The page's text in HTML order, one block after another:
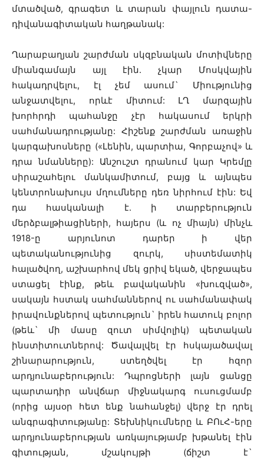
մտածված, գրագետ և տարան փայլուն դատա-
դիվանագիտական հաղթանակ:
Ղարաբաղյան շարժման սկզբնական մոտիվները
միանգամայն այլ էին. չկար Մոսկվային
հակադրվելու, էլ չեմ ասում` Միությունից
անջատվելու, որևէ միտում: ԼՂ մարզային
խորհրդի պահանջը չէր հակասում երկրի
սահմանադրությանը: Հիշենք շարժման առաջին
կարգախոսները («Լենին, պարտիա, Գորբաչով» և
դրա նմանները): Անշուշտ դրանում կար Կրեմլը
սիրաշահելու մանկամիտում, բայց և այնպես
կենտրոնախույս մղումները դեռ նիրհում էին: Եվ
դա հասկանալի է. ի տարբերություն
մերձբալթիացիների, հայերս (և ոչ միայն) մինչև
1918-ը արյունոտ դարեր ի վեր
պետականությունից զուրկ, սիստեմատիկ
հալածվող, աշխարհով մեկ ցրիվ եկած, վերջապես
ստացել էինք, թեև բավականին «խուզված»,
սակայն հստակ սահմաններով ու սահմանափակ
իրավունքներով պետություն` իրեն հատուկ բոլոր
(թեև` մի մասը զուտ սիմվոլիկ) պետական
ինստիտուտներով: Ծավալվել էր հսկայածավալ
շինարարություն, ստեղծվել էր հզոր
արդյունաբերություն: Դպրոցների լայն ցանցը
պարտադիր անվճար միջնակարգ ուսուցմամբ
(որից այսօր հետ ենք նահանջել) վերջ էր դրել
անգրագիտությանը: Տեխնիկումները և ԲՈւՀ-երը
արդյունաբերության առկայությամբ խթանել էին
գիտության, մշակույթի (ճիշտ է`